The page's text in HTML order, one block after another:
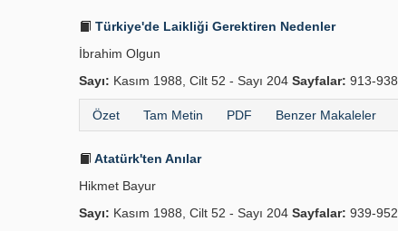
Türkiye'de Laikliği Gerektiren Nedenler
İbrahim Olgun
Sayı: Kasım 1988, Cilt 52 - Sayı 204 Sayfalar: 913-938
Özet Tam Metin PDF Benzer Makaleler
Atatürk'ten Anılar
Hikmet Bayur
Sayı: Kasım 1988, Cilt 52 - Sayı 204 Sayfalar: 939-952